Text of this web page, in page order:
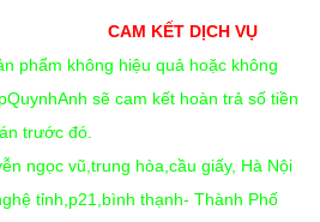
CAM KẾT DỊCH VỤ
phẩm không hiệu quả hoặc không
sẽ cam kết hoàn trả số tiền
trước đó.
ngọc vũ,trung hòa,cầu giấy, Hà Nội
tỉnh,p21,bình thạnh- Thành Phố